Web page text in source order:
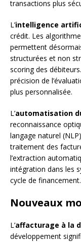
transactions plus
L’intelligence
crédit. Les
permettent
structurées et non
scoring des
précision de
plus personnalisée.
L’automatisation
reconnaissance
langage naturel
traitement des
l’extraction
intégration dans les
cycle de financement.
Nouveaux
L’affacturage à la
développement